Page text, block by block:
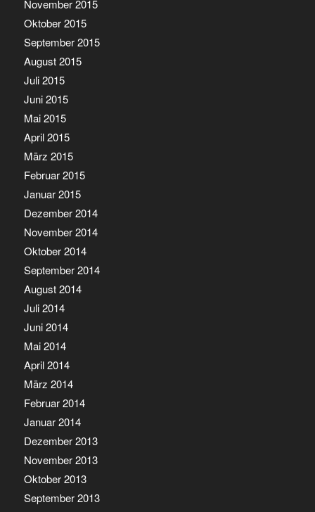
November 2015
Oktober 2015
September 2015
August 2015
Juli 2015
Juni 2015
Mai 2015
April 2015
März 2015
Februar 2015
Januar 2015
Dezember 2014
November 2014
Oktober 2014
September 2014
August 2014
Juli 2014
Juni 2014
Mai 2014
April 2014
März 2014
Februar 2014
Januar 2014
Dezember 2013
November 2013
Oktober 2013
September 2013